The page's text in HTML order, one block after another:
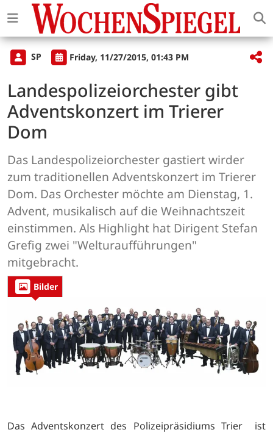
SP Friday, 11/27/2015, 01:43 PM
Landespolizeiorchester gibt
Adventskonzert im Trierer
Dom
Das Landespolizeiorchester gastiert wirder
zum traditionellen Adventskonzert im Trierer
Dom. Das Orchester möchte am Dienstag, 1.
Advent, musikalisch auf die Weihnachtszeit
einstimmen. Als Highlight hat Dirigent Stefan
Grefig zwei "Welturaufführungen"
mitgebracht.
Bilder
Das Adventskonzert des Polizeipräsidiums Trier ist